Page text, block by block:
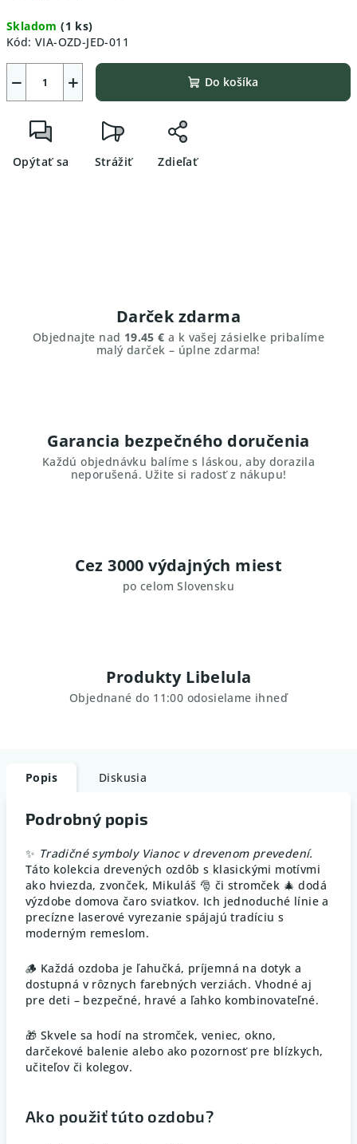
cena:
Skladom(1 ks)
Kód: VIA-OZD-JED-011
+
− Do košíka
Opýtať sa Strážiť Zdieľať
Darček zdarma
Objednajte nad 19.45 € a k vašej zásielke pribalíme
malý darček – úplne zdarma!
Garancia bezpečného doručenia
Každú objednávku balíme s láskou, aby dorazila
neporušená. Užite si radosť z nákupu!
Cez 3000 výdajných miest
po celom Slovensku
Produkty Libelula
Objednané do 11:00 odosielame ihneď
Popis Diskusia
Podrobný popis
✨ Tradičné symboly Vianoc v drevenom prevedení.
Táto kolekcia drevených ozdôb s klasickými motívmi
ako hviezda, zvonček, Mikuláš 🎅 či stromček 🎄 dodá
výzdobe domova čaro sviatkov. Ich jednoduché línie a
precízne laserové vyrezanie spájajú tradíciu s
moderným remeslom.
🪵 Každá ozdoba je ľahučká, príjemná na dotyk a
dostupná v rôznych farebných verziách. Vhodné aj
pre deti – bezpečné, hravé a ľahko kombinovateľné.
🎁 Skvele sa hodí na stromček, veniec, okno,
darčekové balenie alebo ako pozornosť pre blízkych,
učiteľov či kolegov.
Ako použiť túto ozdobu?